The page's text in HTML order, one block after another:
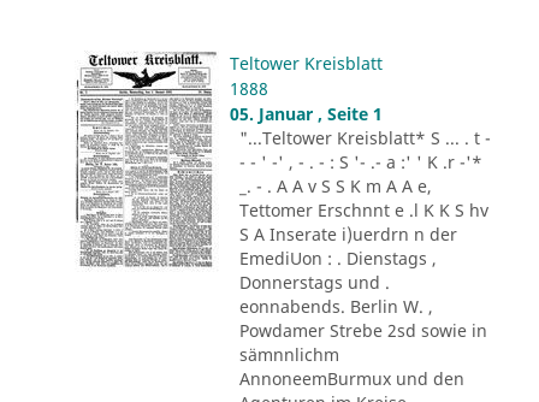
Teltower Kreisblatt
1888
05. Januar , Seite 1
"...Teltower Kreisblatt* S ... . t -
- - ' -' , - . - : S '- .- a :' ' K .r -'*
_. - . A A v S S K m A A e,
Tettomer Erschnnt e .l K K S hv
S A Inserate i)uerdrn n der
EmediUon : . Dienstags ,
Donnerstags und .
eonnabends. Berlin W. ,
Powdamer Strebe 2sd sowie in
sämnnlichm
AnnoneemBurmux und den